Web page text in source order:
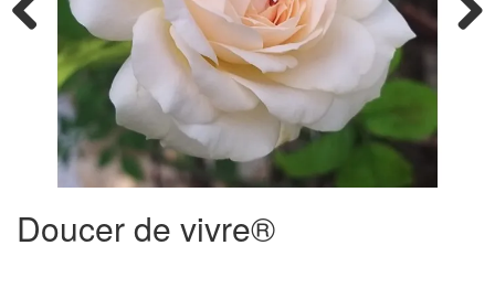
Previous
Doucer de vivre®